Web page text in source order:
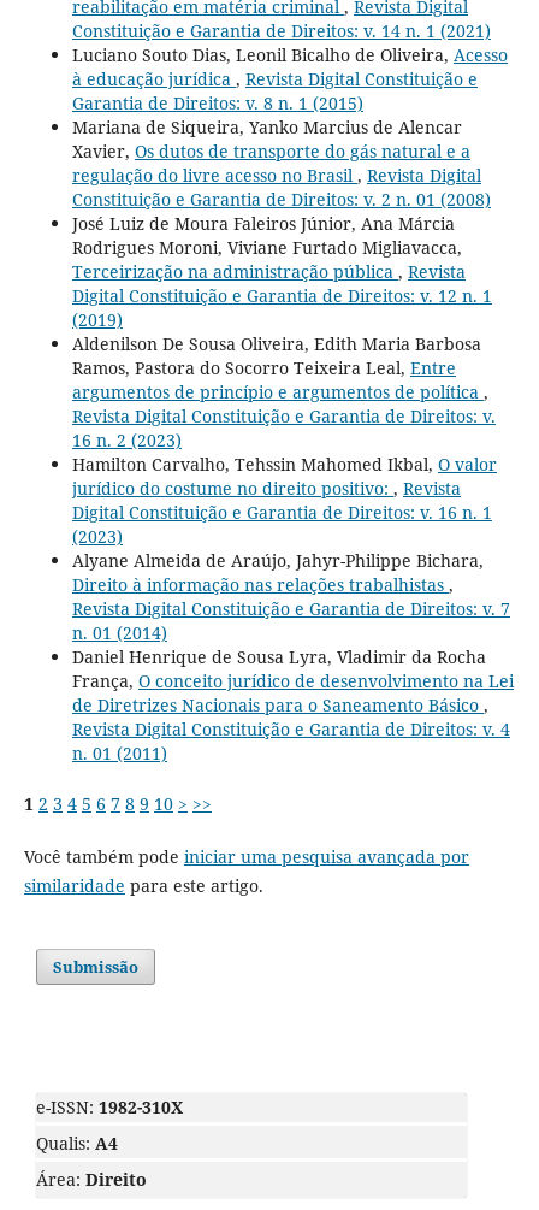
reabilitação em matéria criminal , Revista Digital
Constituição e Garantia de Direitos: v. 14 n. 1 (2021)
Luciano Souto Dias, Leonil Bicalho de Oliveira, Acesso
à educação jurídica , Revista Digital Constituição e
Garantia de Direitos: v. 8 n. 1 (2015)
Mariana de Siqueira, Yanko Marcius de Alencar
Xavier, Os dutos de transporte do gás natural e a
regulação do livre acesso no Brasil , Revista Digital
Constituição e Garantia de Direitos: v. 2 n. 01 (2008)
José Luiz de Moura Faleiros Júnior, Ana Márcia
Rodrigues Moroni, Viviane Furtado Migliavacca,
Terceirização na administração pública , Revista
Digital Constituição e Garantia de Direitos: v. 12 n. 1
(2019)
Aldenilson De Sousa Oliveira, Edith Maria Barbosa
Ramos, Pastora do Socorro Teixeira Leal, Entre
argumentos de princípio e argumentos de política ,
Revista Digital Constituição e Garantia de Direitos: v.
16 n. 2 (2023)
Hamilton Carvalho, Tehssin Mahomed Ikbal, O valor
jurídico do costume no direito positivo: , Revista
Digital Constituição e Garantia de Direitos: v. 16 n. 1
(2023)
Alyane Almeida de Araújo, Jahyr-Philippe Bichara,
Direito à informação nas relações trabalhistas ,
Revista Digital Constituição e Garantia de Direitos: v. 7
n. 01 (2014)
Daniel Henrique de Sousa Lyra, Vladimir da Rocha
França, O conceito jurídico de desenvolvimento na Lei
de Diretrizes Nacionais para o Saneamento Básico ,
Revista Digital Constituição e Garantia de Direitos: v. 4
n. 01 (2011)
1 2 3 4 5 6 7 8 9 10 > >>
Você também pode iniciar uma pesquisa avançada por
similaridade para este artigo.
Submissão
e-ISSN: 1982-310X
Qualis: A4
Área: Direito